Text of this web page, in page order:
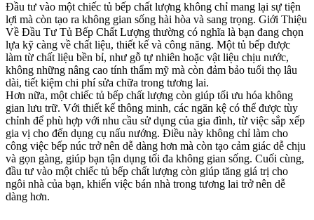
Đầu tư vào một chiếc tủ bếp chất lượng không chỉ mang lại sự tiện
lợi mà còn tạo ra không gian sống hài hòa và sang trọng. Giới Thiệu
Về Đầu Tư Tủ Bếp Chất Lượng thường có nghĩa là bạn đang chọn
lựa kỹ càng về chất liệu, thiết kế và công năng. Một tủ bếp được
làm từ chất liệu bền bỉ, như gỗ tự nhiên hoặc vật liệu chịu nước,
không những nâng cao tính thẩm mỹ mà còn đảm bảo tuổi thọ lâu
dài, tiết kiệm chi phí sửa chữa trong tương lai.
Hơn nữa, một chiếc tủ bếp chất lượng còn giúp tối ưu hóa không
gian lưu trữ. Với thiết kế thông minh, các ngăn kệ có thể được tùy
chỉnh để phù hợp với nhu cầu sử dụng của gia đình, từ việc sắp xếp
gia vị cho đến dụng cụ nấu nướng. Điều này không chỉ làm cho
công việc bếp núc trở nên dễ dàng hơn mà còn tạo cảm giác dễ chịu
và gọn gàng, giúp bạn tận dụng tối đa không gian sống. Cuối cùng,
đầu tư vào một chiếc tủ bếp chất lượng còn giúp tăng giá trị cho
ngôi nhà của bạn, khiến việc bán nhà trong tương lai trở nên dễ
dàng hơn.